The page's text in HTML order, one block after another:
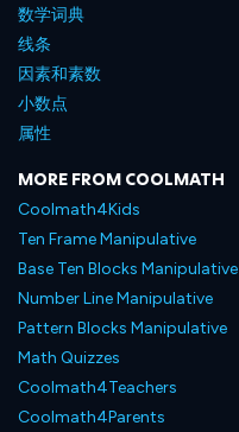
数学词典
线条
因素和素数
小数点
属性
MORE FROM COOLMATH
Coolmath4Kids
Ten Frame Manipulative
Base Ten Blocks Manipulative
Number Line Manipulative
Pattern Blocks Manipulative
Math Quizzes
Coolmath4Teachers
Coolmath4Parents